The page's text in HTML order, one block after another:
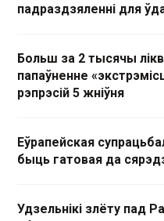
падраздзяленні для
Больш за 2 тысячы
папаўненне
рэпрэсій 5 жніўня
Еўрапейская
быць гатовая да
Удзельнікі злёту пад